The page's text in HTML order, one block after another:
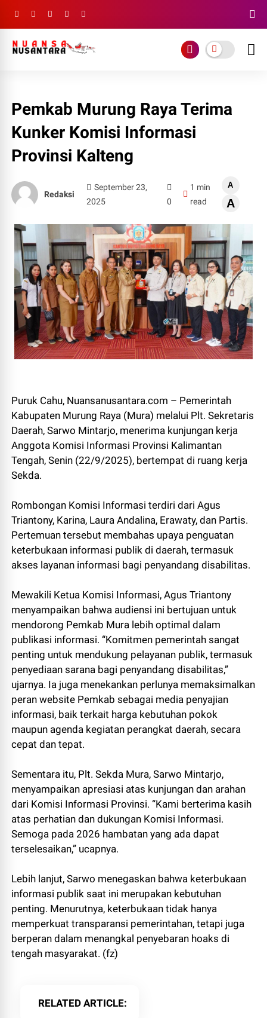
Pemkab Murung Raya Terima
Kunker Komisi Informasi
Provinsi Kalteng
Redaksi
September 23,
2025
0
1 min
read
A
A
Puruk Cahu, Nuansanusantara.com – Pemerintah
Kabupaten Murung Raya (Mura) melalui Plt. Sekretaris
Daerah, Sarwo Mintarjo, menerima kunjungan kerja
Anggota Komisi Informasi Provinsi Kalimantan
Tengah, Senin (22/9/2025), bertempat di ruang kerja
Sekda.
Rombongan Komisi Informasi terdiri dari Agus
Triantony, Karina, Laura Andalina, Erawaty, dan Partis.
Pertemuan tersebut membahas upaya penguatan
keterbukaan informasi publik di daerah, termasuk
akses layanan informasi bagi penyandang disabilitas.
Mewakili Ketua Komisi Informasi, Agus Triantony
menyampaikan bahwa audiensi ini bertujuan untuk
mendorong Pemkab Mura lebih optimal dalam
publikasi informasi. “Komitmen pemerintah sangat
penting untuk mendukung pelayanan publik, termasuk
penyediaan sarana bagi penyandang disabilitas,”
ujarnya. Ia juga menekankan perlunya memaksimalkan
peran website Pemkab sebagai media penyajian
informasi, baik terkait harga kebutuhan pokok
maupun agenda kegiatan perangkat daerah, secara
cepat dan tepat.
Sementara itu, Plt. Sekda Mura, Sarwo Mintarjo,
menyampaikan apresiasi atas kunjungan dan arahan
dari Komisi Informasi Provinsi. “Kami berterima kasih
atas perhatian dan dukungan Komisi Informasi.
Semoga pada 2026 hambatan yang ada dapat
terselesaikan,” ucapnya.
Lebih lanjut, Sarwo menegaskan bahwa keterbukaan
informasi publik saat ini merupakan kebutuhan
penting. Menurutnya, keterbukaan tidak hanya
memperkuat transparansi pemerintahan, tetapi juga
berperan dalam menangkal penyebaran hoaks di
tengah masyarakat. (fz)
RELATED ARTICLE